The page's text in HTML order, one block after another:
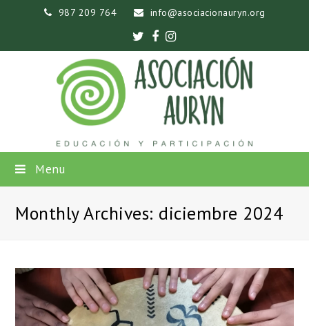
987 209 764 info@asociacionauryn.org
Twitter
Facebook
Instagram
Menu
Monthly Archives: diciembre 2024